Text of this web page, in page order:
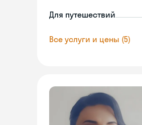
Для путешествий
Все услуги и цены (5)